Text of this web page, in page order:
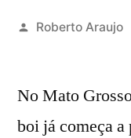
Publicado
Roberto Araujo
No Mato
boi já começa